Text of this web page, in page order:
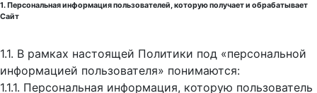
1. Персональная информация пользователей, которую получает и обрабатывает
Сайт
1.1. В рамках настоящей Политики под «персональной
информацией пользователя» понимаются:
1.1.1. Персональная информация, которую пользователь